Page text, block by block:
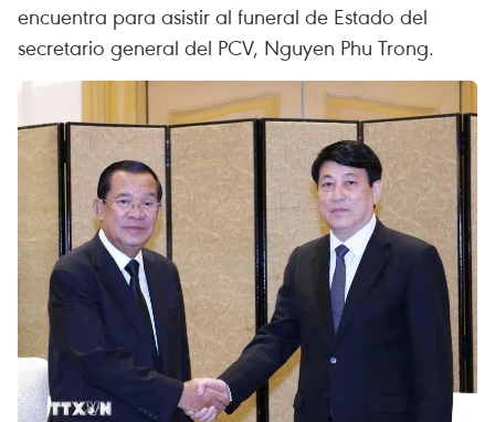
encuentra para asistir al funeral de Estado del
secretario general del PCV, Nguyen Phu Trong.